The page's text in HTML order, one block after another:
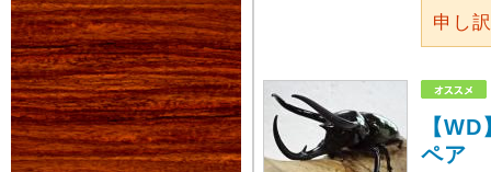
申し
【
ペア